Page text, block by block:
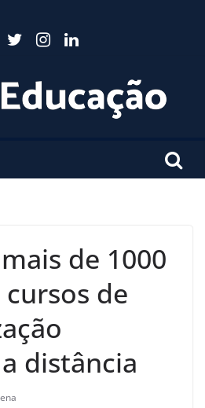
de 1000
de
distância